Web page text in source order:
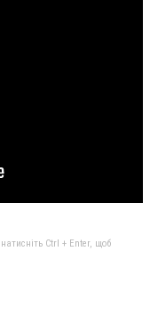
Ctrl + Enter, щоб